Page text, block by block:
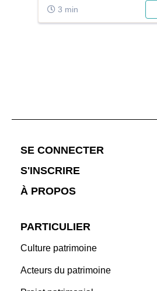
3 min
SE CONNECTER
S'INSCRIRE
À PROPOS
PARTICULIER
Culture patrimoine
Acteurs du patrimoine